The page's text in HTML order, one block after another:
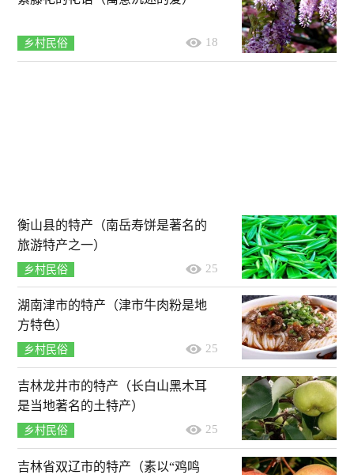
乡村民俗 18
衡山县的特产（南岳寿饼是著名的
旅游特产之一）
乡村民俗 25
湖南津市的特产（津市牛肉粉是地
方特色）
乡村民俗 25
吉林龙井市的特产（长白山黑木耳
是当地著名的土特产）
乡村民俗 25
吉林省双辽市的特产（素以“鸡鸣